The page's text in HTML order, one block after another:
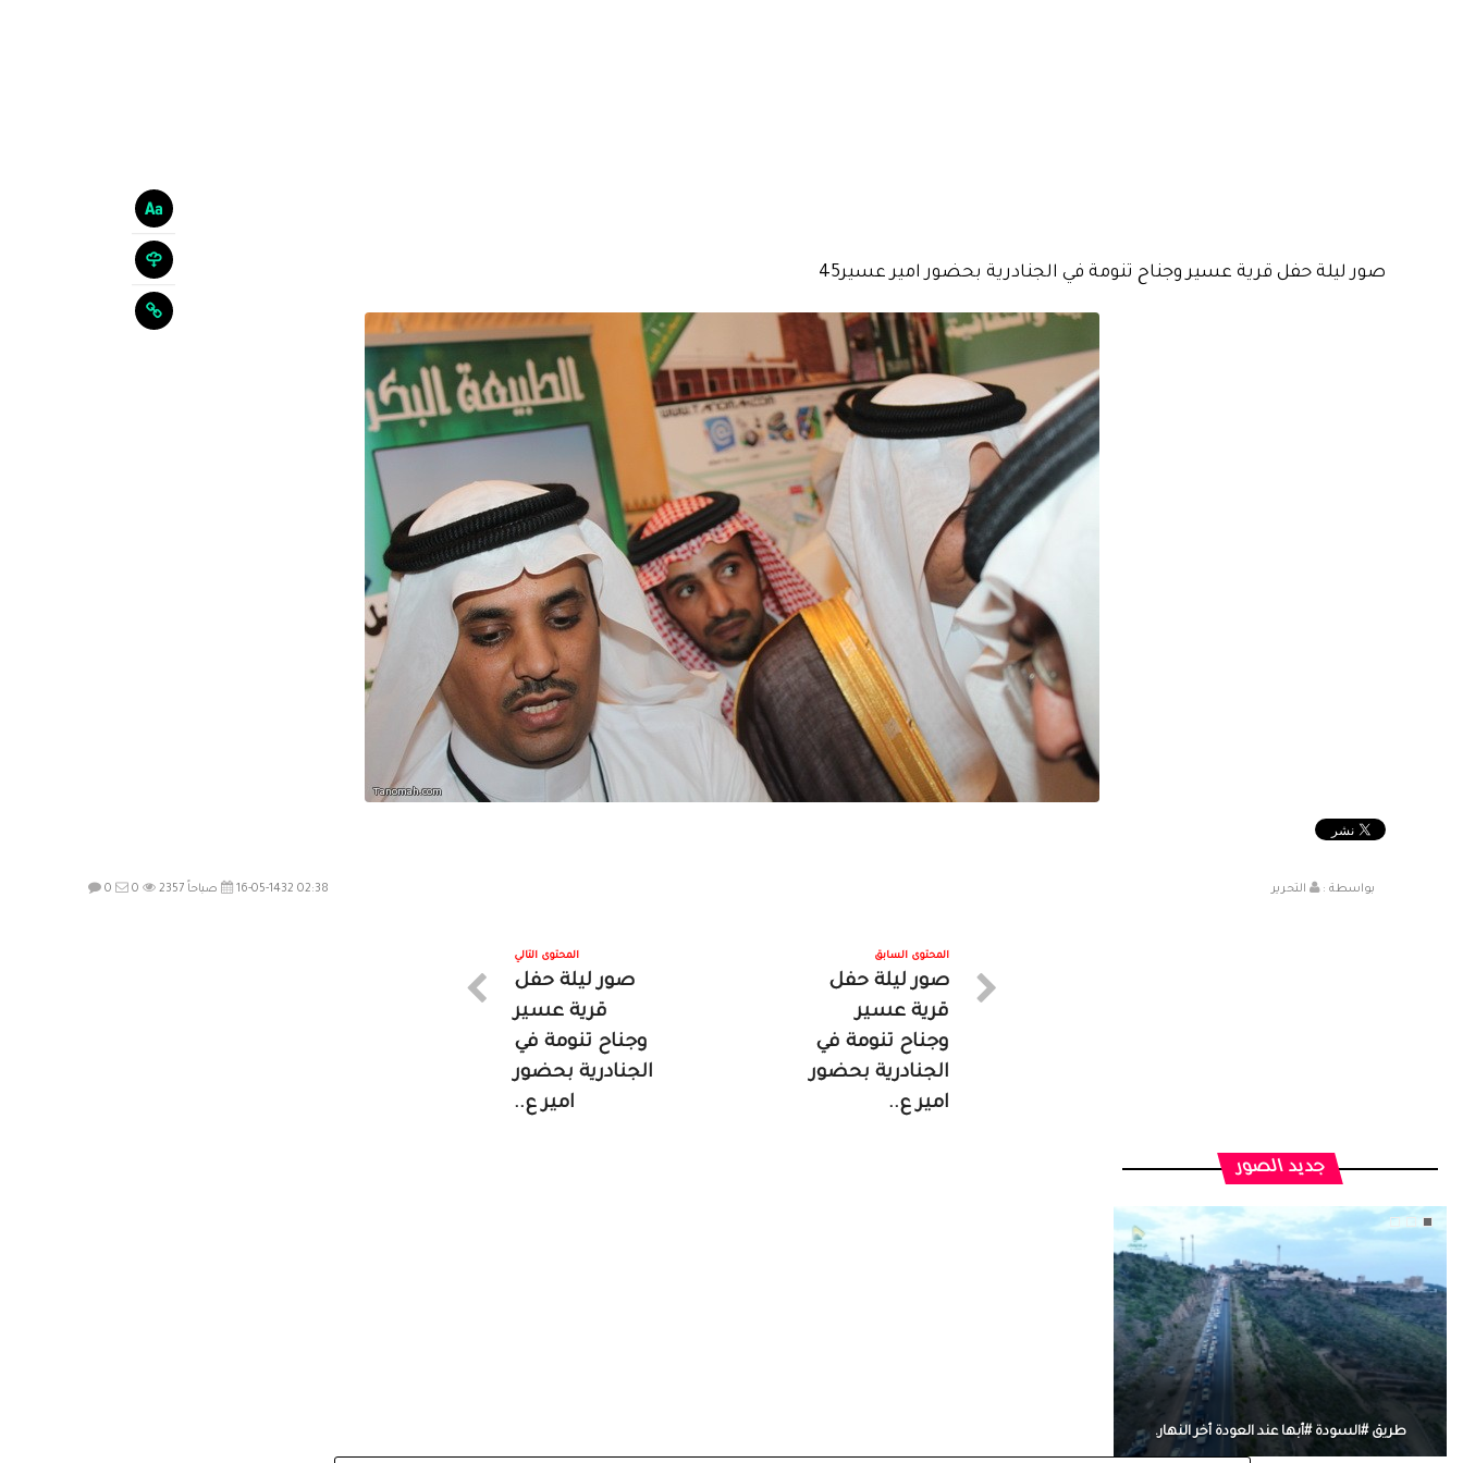
صور ليلة حفل قرية عسير وجناح تنومة في الجنادرية بحضور امير عسير45
بواسطة : التحرير 16-05-1432 02:38 صباحاً 0 0 2357
المحتوى السابق
صور ليلة حفل
قرية عسير
وجناح تنومة في
الجنادرية بحضور
امير ع..
المحتوى التالي
صور ليلة حفل
قرية عسير
وجناح تنومة في
الجنادرية بحضور
امير ع..
جديد الصور
طريق #السودة #أبها عند العودة أخر النهار.